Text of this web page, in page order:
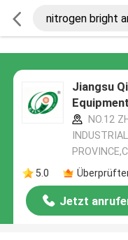
Jiangsu
NO.12
5.0
Jetzt